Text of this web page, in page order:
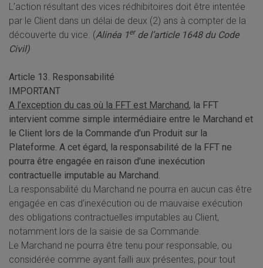
L’action résultant des vices rédhibitoires doit être intentée
par le Client dans un délai de deux (2) ans à compter de la
découverte du vice. (Alinéa 1erde l’article 1648 du Code
Civil)
Article 13. Responsabilité
IMPORTANT
A l’exception du cas où la FFT est Marchand, la FFT
intervient comme simple intermédiaire entre le Marchand et
le Client lors de la Commande d’un Produit sur la
Plateforme. A cet égard, la responsabilité de la FFT ne
pourra être engagée en raison d’une inexécution
contractuelle imputable au Marchand.
La responsabilité du Marchand ne pourra en aucun cas être
engagée en cas d’inexécution ou de mauvaise exécution
des obligations contractuelles imputables au Client,
notamment lors de la saisie de sa Commande.
Le Marchand ne pourra être tenu pour responsable, ou
considérée comme ayant failli aux présentes, pour tout